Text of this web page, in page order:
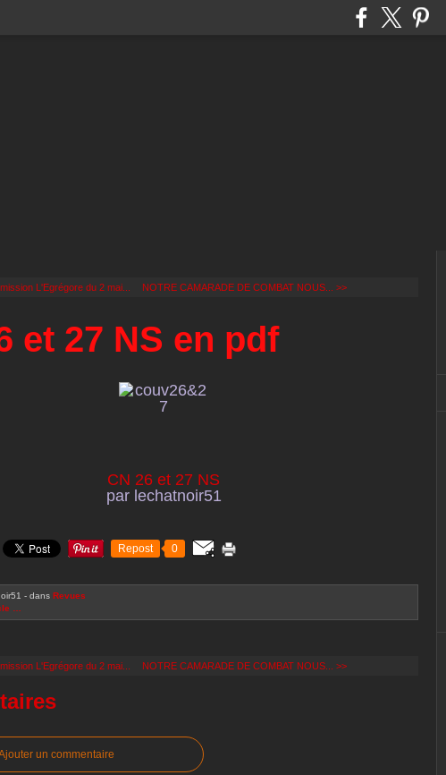
L'Egrégore du 2 mai... NOTRE CAMARADE DE COMBAT NOUS... >>
et 27 NS en pdf
CN 26 et 27 NS
par lechatnoir51
Repost 0
- dans Revues
L'Egrégore du 2 mai... NOTRE CAMARADE DE COMBAT NOUS... >>
un commentaire